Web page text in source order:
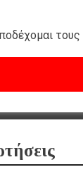
τους